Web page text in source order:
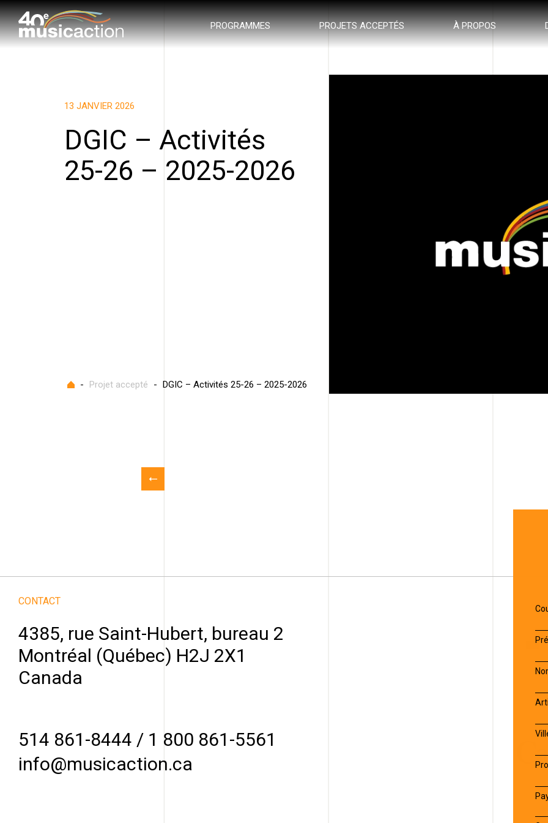
PROGRAMMES PROJETS ACCEPTÉS À PROPOS
13 JANVIER 2026
DGIC – Activités
25-26 – 2025-2026
Accueil
- Projet accepté - DGIC – Activités 25-26 – 2025-2026
CONTACT
4385, rue Saint-Hubert, bureau 2
Montréal (Québec) H2J 2X1
Canada
514 861-8444 / 1 800 861-5561
info@musicaction.ca